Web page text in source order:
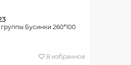
Бусинки 260*100
В избранное